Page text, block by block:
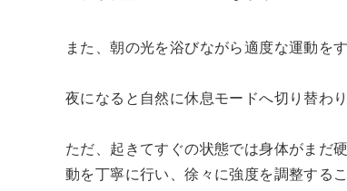
また、朝の光を浴びながら適度な運動を
夜になると自然に休息モードへ切り替わ
ただ、起きてすぐの状態では身体がまだ
動を丁寧に行い、徐々に強度を調整する